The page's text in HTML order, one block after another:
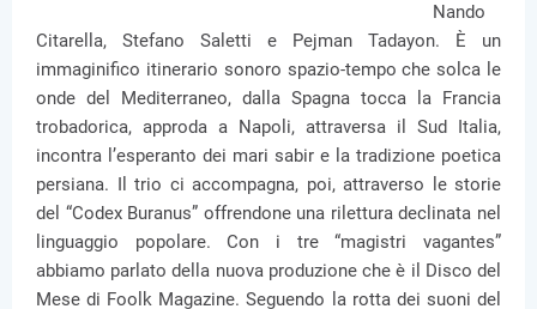
Nando
Citarella, Stefano Saletti e Pejman Tadayon. È un
immaginifico itinerario sonoro spazio-tempo che solca le
onde del Mediterraneo, dalla Spagna tocca la Francia
trobadorica, approda a Napoli, attraversa il Sud Italia,
incontra l’esperanto dei mari sabir e la tradizione poetica
persiana. Il trio ci accompagna, poi, attraverso le storie
del “Codex Buranus” offrendone una rilettura declinata nel
linguaggio popolare. Con i tre “magistri vagantes”
abbiamo parlato della nuova produzione che è il Disco del
Mese di Foolk Magazine. Seguendo la rotta dei suoni del